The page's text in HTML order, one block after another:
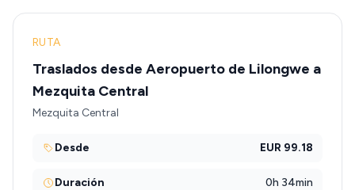
RUTA
Traslados desde Aeropuerto de Lilongwe a
Mezquita Central
Mezquita Central
Desde EUR 99.18
Duración 0h 34min